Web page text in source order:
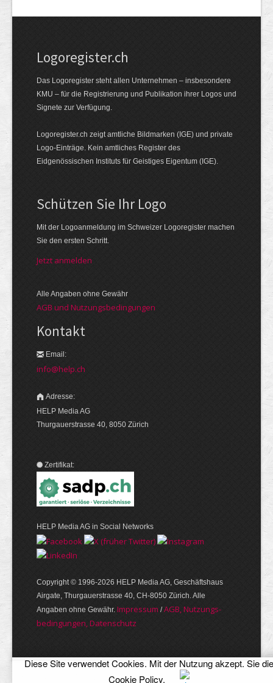
Logoregister.ch
Das Logoregister steht allen Unternehmen – insbesondere
KMU – für die Registrierung und Publikation ihrer Logos und
Signete zur Verfügung.
Logoregister.ch zeigt amtliche Bildmarken (IGE) und private
Logo-Einträge. Kein amtliches Register des
Eidgenössischen Instituts für Geistiges Eigentum (IGE).
Schützen Sie Ihr Logo
Mit der Logo­an­meldung im Schweizer Logo­register machen
Sie den ersten Schritt.
Jetzt anmelden
Alle Angaben ohne Gewähr
AGB und Nutzungsbedingungen
Kontakt
Email:
info@help.ch
Adresse:
HELP Media AG
Thurgauerstrasse 40, 8050 Zürich
Zertifikat:
HELP Media AG in Social Networks
Copyright © 1996-2026 HELP Media AG, Geschäftshaus
Airgate, Thurgauer­strasse 40, CH-8050 Zürich. Alle
Angaben ohne Gewähr. Im­pres­sum /AGB, Nut­zungs­
bedin­gungen, Daten­schutz
Diese Site verwendet Cookies. Mit der Nutzung akzept. Sie die
Cookie Policy.